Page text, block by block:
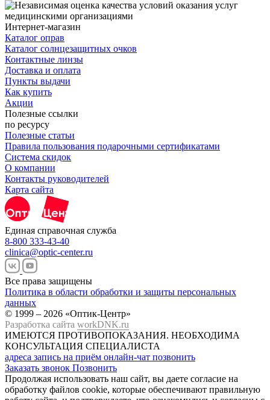
Интернет-магазин
Каталог оправ
Каталог солнцезащитных очков
Контактные линзы
Доставка и оплата
Пункты выдачи
Как купить
Акции
Полезные ссылки
по ресурсу
Полезные статьи
Правила пользования подарочными сертификатами
Система скидок
О компании
Контакты руководителей
Карта сайта
Единая справочная служба
8-800 333-43-40
clinica@optic-center.ru
Все права защищены
Политика в области обработки и защиты персональных
данных
© 1999 – 2026 «Оптик-Центр»
Разработка сайта workDNK.ru
ИМЕЮТСЯ ПРОТИВОПОКАЗАНИЯ. НЕОБХОДИМА
КОНСУЛЬТАЦИЯ СПЕЦИАЛИСТА
адреса запись на приём онлайн-чат позвонить
Заказать звонок Позвонить
Продолжая использовать наш сайт, вы даете согласие на
обработку файлов cookie, которые обеспечивают правильную